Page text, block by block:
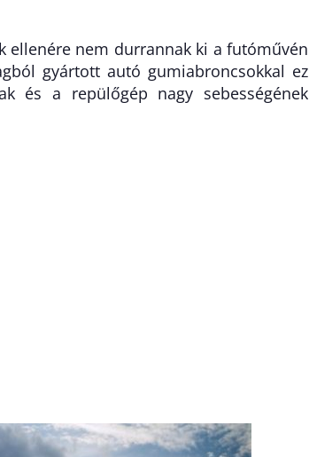
ellenére nem durrannak ki a futóművén
gyártott autó gumiabroncsokkal ez
és a repülőgép nagy sebességének